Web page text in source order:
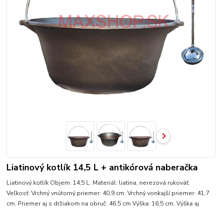
Liatinový kotlík 14,5 L + antikórová naberačka
Liatinový kotlík Objem: 14,5 L. Materiál: liatina, nerezová rukoväť.
Veľkosť: Vrchný vnútorný priemer: 40,9 cm. Vrchný vonkajší priemer: 41,7
cm. Priemer aj s držiakom na obruč: 46.5 cm Výška: 16,5 cm. Výška aj